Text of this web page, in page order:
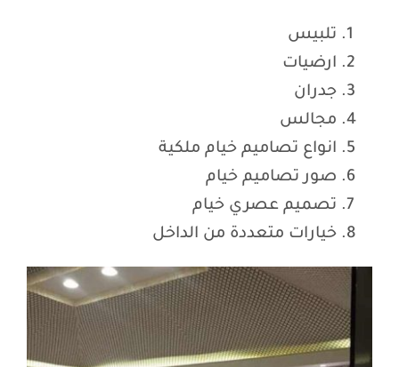
تلبيس
ارضيات
جدران
مجالس
انواع تصاميم خيام ملكية
صور تصاميم خيام
تصميم عصري خيام
خيارات متعددة من الداخل